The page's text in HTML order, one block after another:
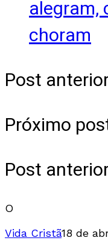
alegram,
choram
Post
Próximo
Post
O
Vida Cristã18 de